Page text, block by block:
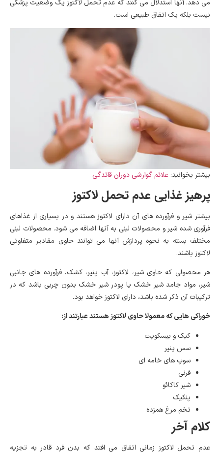
می دهد. آنها استدلال می کنند که عدم تحمل لاکتوز یک وضعیت پزشکی
نیست بلکه یک اتفاق طبیعی است.
بیشتر بخوانید: علائم گوارشی دوران قائدگی
پرهیز غذایی عدم تحمل لاکتوز
بیشتر شیر و فرآورده های آن دارای لاکتوز هستند و در بسیاری از غذاهای
فرآوری شده شیر و محصولات لبنی به آنها اضافه می شود. محصولات لبنی
مختلف بسته به نحوه پردازش آنها می توانند حاوی مقادیر متفاوتی
لاکتوز باشند.
هر محصولی که حاوی شیر، لاکتوز، آب پنیر، کشک، فرآورده های جانبی
شیر، مواد جامد شیر خشک یا پودر شیر خشک بدون چربی باشد که در
ترکیبات آن ذکر شده باشد، دارای لاکتوز خواهد بود.
خوراکی هایی که معمولا حاوی لاکتوز هستند عبارتند از:
کیک و بیسکویت
سس پنیر
سوپ های خامه ای
فرنی
شیر کاکائو
پنکیک
تخم مرغ همزده
کلام آخر
عدم تحمل لاکتوز زمانی اتفاق می افتد که بدن فرد قادر به تجزیه